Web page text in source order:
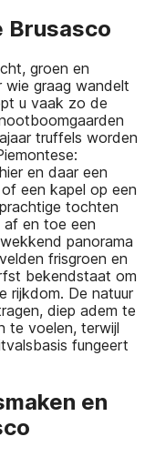
Brusasco
groen en
wie graag wandelt
u vaak zo de
truffels worden
en daar een
een kapel op een
tochten
af en toe een
panorama
frisgroen en
bekendstaat om
rijkdom. De natuur
diep adem te
te voelen, terwijl
fungeert
en